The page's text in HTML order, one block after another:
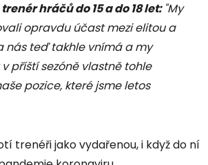
hráčů do 15 a do 18 let: "My
opravdu účast mezi elitou a
nás teď takhle vnímá a my
příští sezóně vlastně tohle
pozice, které jsme letos
trenéři jako vydařenou, i když do ní